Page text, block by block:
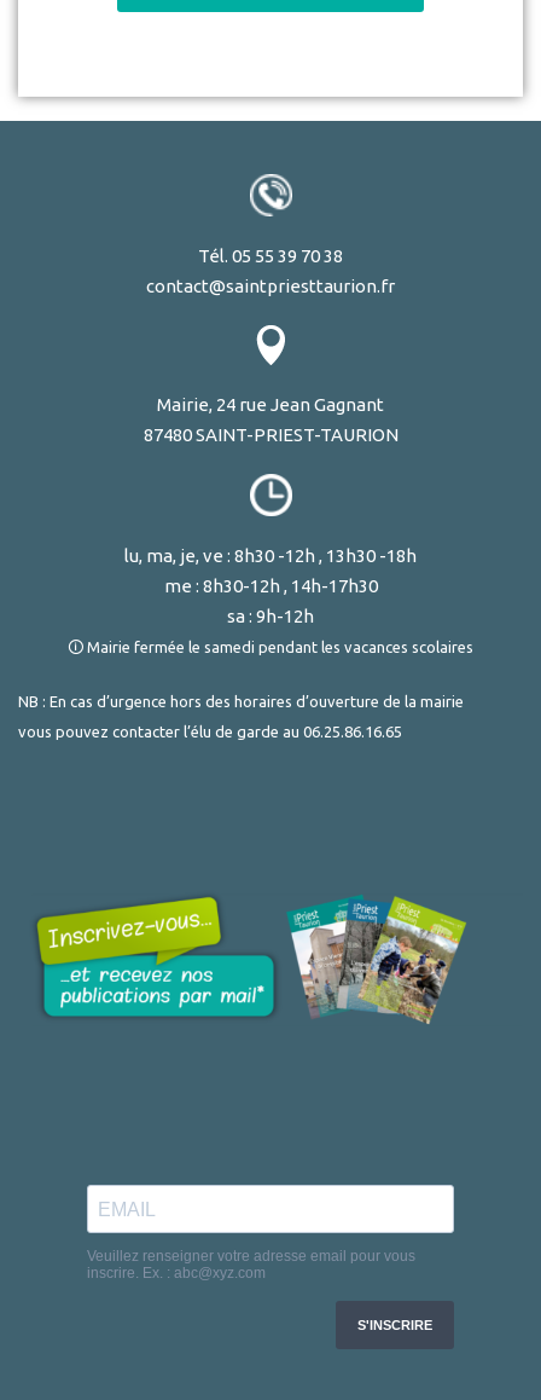
Tél. 05 55 39 70 38
contact@saintpriesttaurion.fr
Mairie, 24 rue Jean Gagnant
87480 SAINT-PRIEST-TAURION
lu, ma, je, ve : 8h30 -12h , 13h30 -18h
me : 8h30-12h , 14h-17h30
sa : 9h-12h
🛈 Mairie fermée le samedi pendant les vacances scolaires
NB : En cas d’urgence hors des horaires d’ouverture de la mairie
vous pouvez contacter l’élu de garde au 06.25.86.16.65